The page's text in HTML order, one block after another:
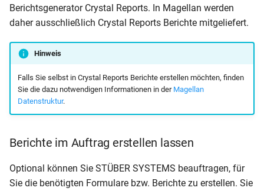
Schülerstammblatt WG11
2seitig (mit Zensuren
ausfüllbar)
Unfallanzeige (mit
Erläuterungen)
Berichtsgenerator Crystal Reports. In Magellan werden
daher ausschließlich Crystal Reports Berichte mitgeliefert.
Hinweis
Falls Sie selbst in Crystal Reports Berichte erstellen möchten, finden
Sie die dazu notwendigen Informationen in der Magellan
Datenstruktur.
Berichte im Auftrag erstellen lassen
Optional können Sie STÜBER SYSTEMS beauftragen, für
Sie die benötigten Formulare bzw. Berichte zu erstellen. Sie